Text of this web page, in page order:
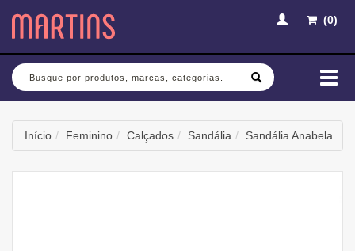
(0)
Busca
Início Feminino Calçados Sandália Sandália Anabela